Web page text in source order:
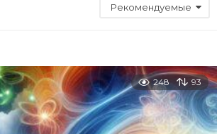
Рекомендуемые
248 93